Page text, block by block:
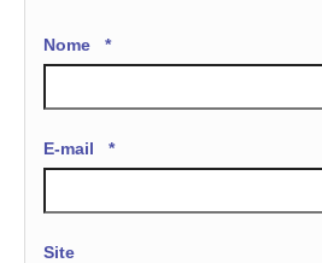
Nome*
E-mail*
Site